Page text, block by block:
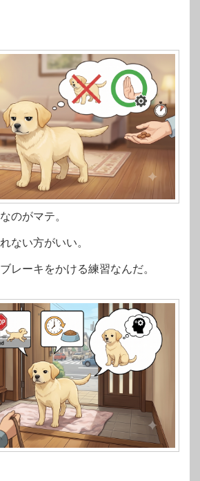
のがマテ。
ない方がいい。
レーキをかける練習なんだ。